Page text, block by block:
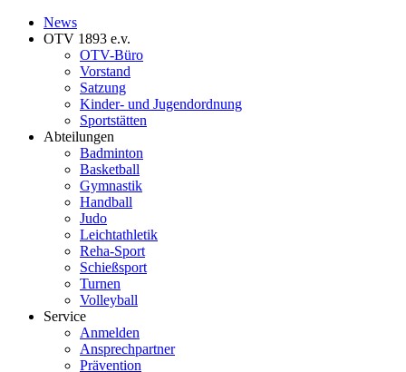
News
OTV 1893 e.v.
OTV-Büro
Vorstand
Satzung
Kinder- und Jugendordnung
Sportstätten
Abteilungen
Badminton
Basketball
Gymnastik
Handball
Judo
Leichtathletik
Reha-Sport
Schießsport
Turnen
Volleyball
Service
Anmelden
Ansprechpartner
Prävention